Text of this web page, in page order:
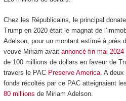
Chez les Républicains, le principal
Trump en 2020 était le magnat de
Adelson, pour un montant estimé à près
veuve Miriam avait annoncé fin mai 2024
de 100 millions de dollars en faveur de
travers le PAC Preserve America. A deux
fonds récoltés par ce PAC atteignaient
80 millions de Miriam Adelson.